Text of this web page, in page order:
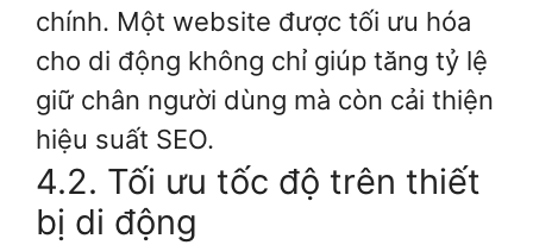
chính. Một website được tối ưu hóa
cho di động không chỉ giúp tăng tỷ lệ
giữ chân người dùng mà còn cải thiện
hiệu suất SEO.
4.2. Tối ưu tốc độ trên thiết
bị di động